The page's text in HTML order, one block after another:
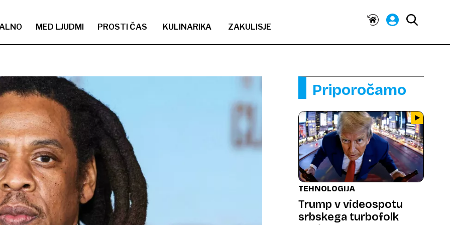
MED LJUDMI PROSTI ČAS KULINARIKA ZAKULISJE
Priporočamo
TEHNOLOGIJA
Trump v videospotu
srbskega turbofolk